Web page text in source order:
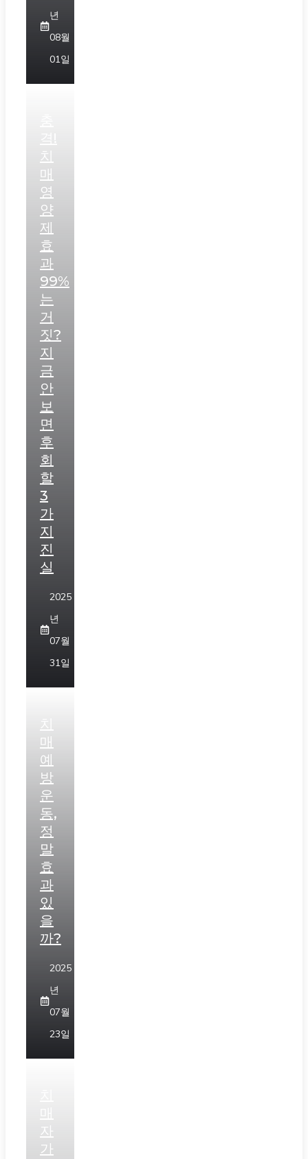
년
08월
01일
치
매
영
양
제
효
과
99%
는
거
짓?
지
금
안
보
면
후
회
할
3
가
지
진
실
2025
년
07월
31일
치
매
예
방
운
동,
정
말
효
과
있
을
까?
2025
년
07월
23일
자
가